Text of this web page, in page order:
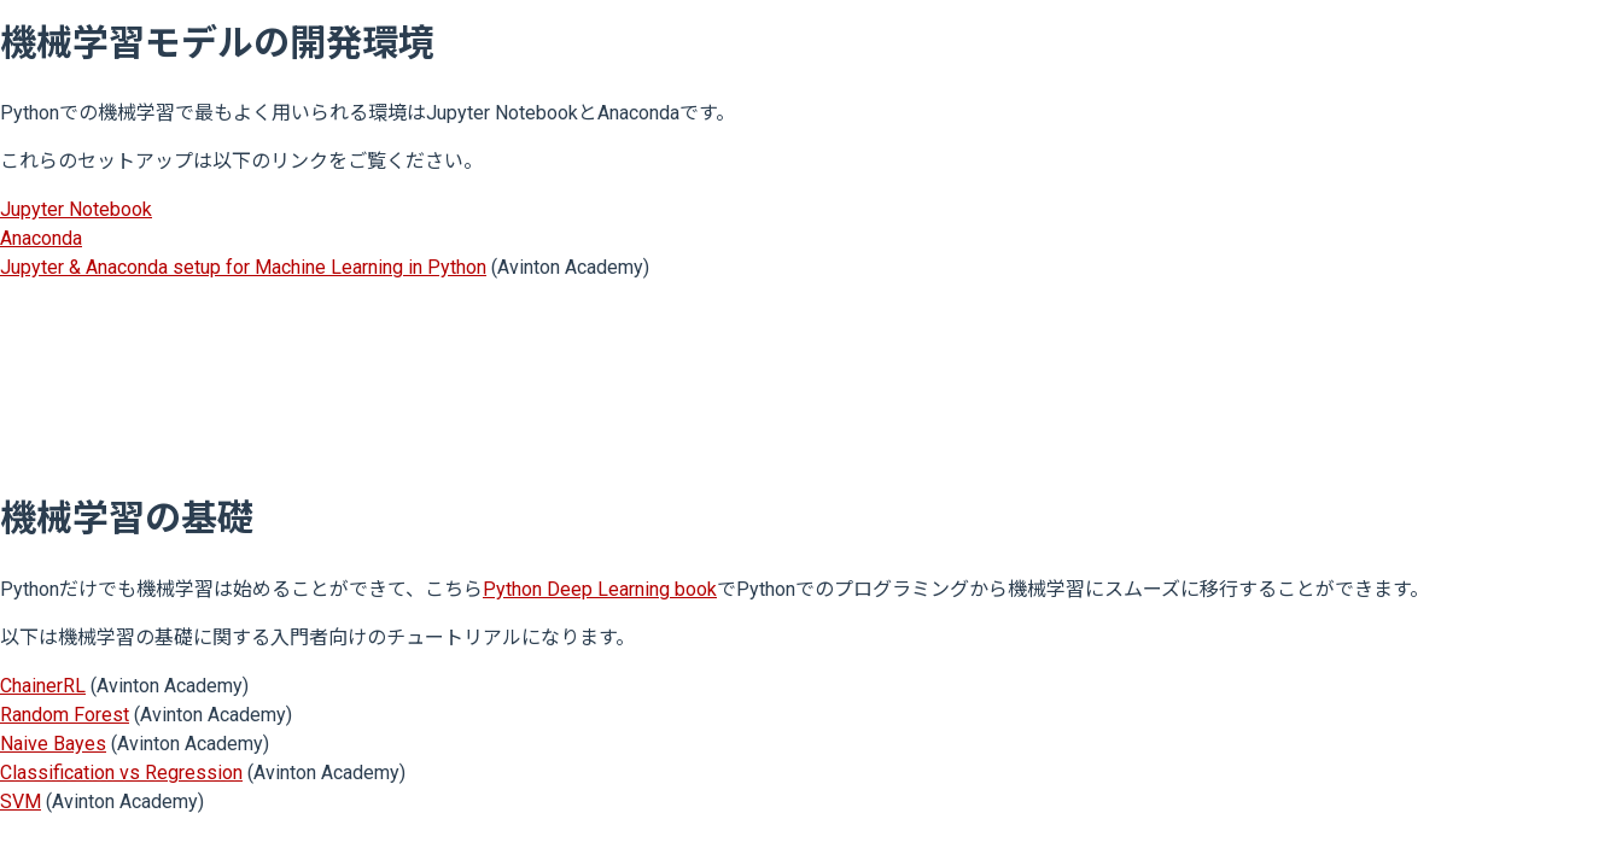
機械学習モデルの開発環境
Pythonでの機械学習で最もよく用いられる環境はJupyter NotebookとAnacondaです。
これらのセットアップは以下のリンクをご覧ください。
Jupyter Notebook
Anaconda
Jupyter & Anaconda setup for Machine Learning in Python (Avinton Academy)
機械学習の基礎
Pythonだけでも機械学習は始めることができて、こちら Python Deep Learning bookでPythonでのプログラミングから機械学習にスムーズに移行することができます。
以下は機械学習の基礎に関する入門者向けのチュートリアルになります。
ChainerRL (Avinton Academy)
Random Forest (Avinton Academy)
Naive Bayes (Avinton Academy)
Classification vs Regression (Avinton Academy)
SVM (Avinton Academy)